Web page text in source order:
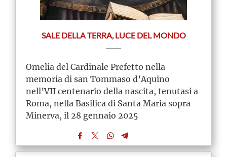
SALE DELLA TERRA, LUCE DEL MONDO
Omelia del Cardinale Prefetto nella
memoria di san Tommaso d’Aquino
nell’VII centenario della nascita, tenutasi a
Roma, nella Basilica di Santa Maria sopra
Minerva, il 28 gennaio 2025